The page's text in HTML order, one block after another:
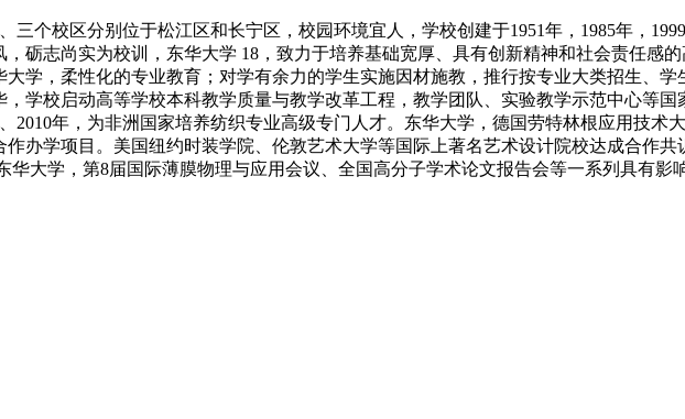
三个校区分别位于松江区和长宁区，校园环境宜人，学校创建于1951年，1985年，
砺志尚实为校训，东华大学 18，致力于培养基础宽厚、具有创新精神和社会责任感
学，柔性化的专业教育；对学有余力的学生实施因材施教，推行按专业大类招生、
学校启动高等学校本科教学质量与教学改革工程，教学团队、实验教学示范中心等国
2010年，为非洲国家培养纺织专业高级专门人才。东华大学，德国劳特林根应用技术
办学项目。美国纽约时装学院、伦敦艺术大学等国际上著名艺术设计院校达成合作
大学，第8届国际薄膜物理与应用会议、全国高分子学术论文报告会等一系列具有影